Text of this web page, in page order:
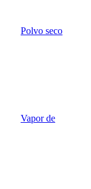
Polvo seco
Vapor de